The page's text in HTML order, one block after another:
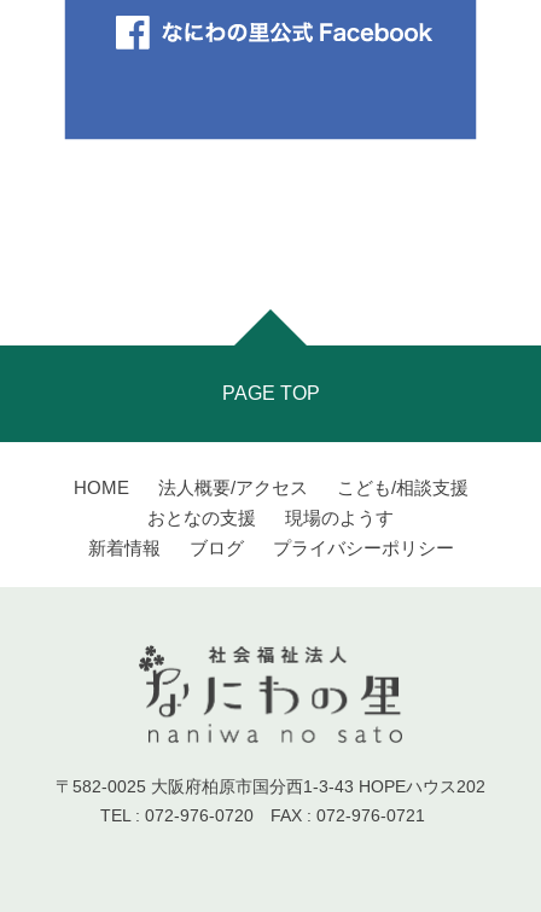
PAGE TOP
HOME 法人概要/アクセス
こども/相談支援
おとなの支援
現場のようす
新着情報
ブログ プライバシーポリシー
〒582-0025 大阪府柏原市国分西1-3-43 HOPEハウス202
TEL : 072-976-0720 FAX : 072-976-0721